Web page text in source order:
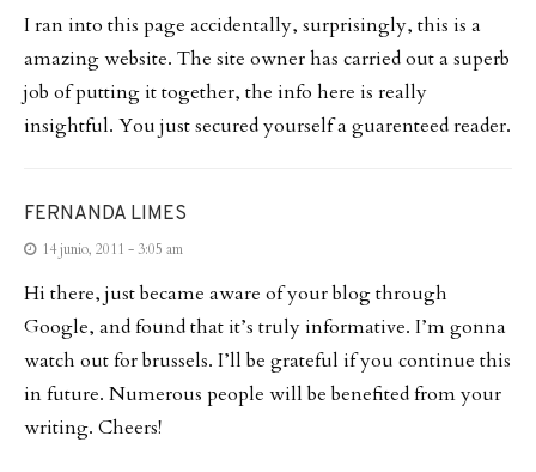
I ran into this page accidentally, surprisingly, this is a
amazing website. The site owner has carried out a superb
job of putting it together, the info here is really
insightful. You just secured yourself a guarenteed reader.
FERNANDA LIMES
14 junio, 2011 - 3:05 am
Hi there, just became aware of your blog through
Google, and found that it’s truly informative. I’m gonna
watch out for brussels. I’ll be grateful if you continue this
in future. Numerous people will be benefited from your
writing. Cheers!